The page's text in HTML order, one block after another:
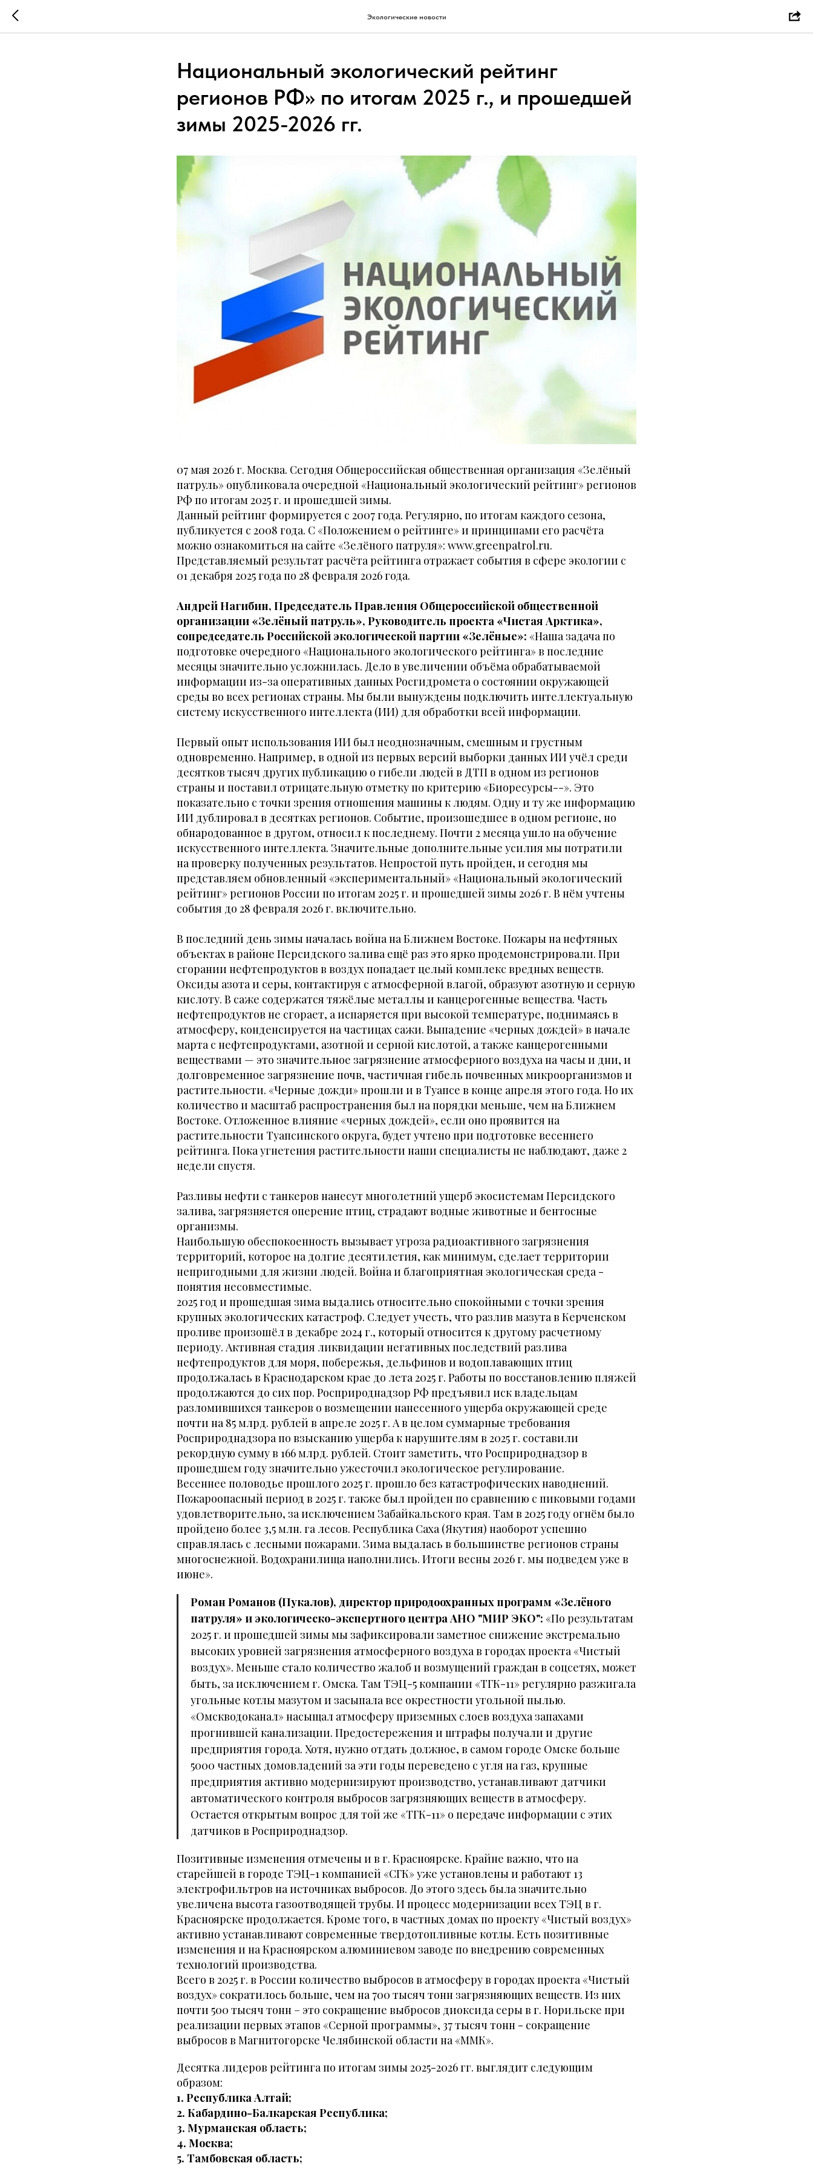
Экологические новости
Национальный экологический рейтинг
регионов РФ» по итогам 2025 г., и прошедшей
зимы 2025-2026 гг.
07 мая 2026 г. Москва. Сегодня Общероссийская общественная организация «Зелёный
патруль» опубликовала очередной «Национальный экологический рейтинг» регионов
РФ по итогам 2025 г. и прошедшей зимы.
Данный рейтинг формируется с 2007 года. Регулярно, по итогам каждого сезона,
публикуется с 2008 года. С «Положением о рейтинге» и принципами его расчёта
можно ознакомиться на сайте «Зелёного патруля»: www.greenpatrol.ru.
Представляемый результат расчёта рейтинга отражает события в сфере экологии с
01 декабря 2025 года по 28 февраля 2026 года.
Андрей Нагибин, Председатель Правления Общероссийской общественной
организации «Зелёный патруль», Руководитель проекта «Чистая Арктика»,
сопредседатель Российской экологической партии «Зелёные»: «Наша задача по
подготовке очередного «Национального экологического рейтинга» в последние
месяцы значительно усложнилась. Дело в увеличении объёма обрабатываемой
информации из-за оперативных данных Росгидромета о состоянии окружающей
среды во всех регионах страны. Мы были вынуждены подключить интеллектуальную
систему искусственного интеллекта (ИИ) для обработки всей информации.
Первый опыт использования ИИ был неоднозначным, смешным и грустным
одновременно. Например, в одной из первых версий выборки данных ИИ учёл среди
десятков тысяч других публикацию о гибели людей в ДТП в одном из регионов
страны и поставил отрицательную отметку по критерию «Биоресурсы--». Это
показательно с точки зрения отношения машины к людям. Одну и ту же информацию
ИИ дублировал в десятках регионов. Событие, произошедшее в одном регионе, но
обнародованное в другом, относил к последнему. Почти 2 месяца ушло на обучение
искусственного интеллекта. Значительные дополнительные усилия мы потратили
на проверку полученных результатов. Непростой путь пройден, и сегодня мы
представляем обновленный «экспериментальный» «Национальный экологический
рейтинг» регионов России по итогам 2025 г. и прошедшей зимы 2026 г. В нём учтены
события до 28 февраля 2026 г. включительно.
В последний день зимы началась война на Ближнем Востоке. Пожары на нефтяных
объектах в районе Персидского залива ещё раз это ярко продемонстрировали. При
сгорании нефтепродуктов в воздух попадает целый комплекс вредных веществ.
Оксиды азота и серы, контактируя с атмосферной влагой, образуют азотную и серную
кислоту. В саже содержатся тяжёлые металлы и канцерогенные вещества. Часть
нефтепродуктов не сгорает, а испаряется при высокой температуре, поднимаясь в
атмосферу, конденсируется на частицах сажи. Выпадение «черных дождей» в начале
марта с нефтепродуктами, азотной и серной кислотой, а также канцерогенными
веществами — это значительное загрязнение атмосферного воздуха на часы и дни, и
долговременное загрязнение почв, частичная гибель почвенных микроорганизмов и
растительности. «Черные дожди» прошли и в Туапсе в конце апреля этого года. Но их
количество и масштаб распространения был на порядки меньше, чем на Ближнем
Востоке. Отложенное влияние «черных дождей», если оно проявится на
растительности Туапсинского округа, будет учтено при подготовке весеннего
рейтинга. Пока угнетения растительности наши специалисты не наблюдают, даже 2
недели спустя.
Разливы нефти с танкеров нанесут многолетний ущерб экосистемам Персидского
залива, загрязняется оперение птиц, страдают водные животные и бентосные
организмы.
Наибольшую обеспокоенность вызывает угроза радиоактивного загрязнения
территорий, которое на долгие десятилетия, как минимум, сделает территории
непригодными для жизни людей. Война и благоприятная экологическая среда -
понятия несовместимые.
2025 год и прошедшая зима выдались относительно спокойными с точки зрения
крупных экологических катастроф. Следует учесть, что разлив мазута в Керченском
проливе произошёл в декабре 2024 г., который относится к другому расчетному
периоду. Активная стадия ликвидации негативных последствий разлива
нефтепродуктов для моря, побережья, дельфинов и водоплавающих птиц
продолжалась в Краснодарском крае до лета 2025 г. Работы по восстановлению пляжей
продолжаются до сих пор. Росприроднадзор РФ предъявил иск владельцам
разломившихся танкеров о возмещении нанесенного ущерба окружающей среде
почти на 85 млрд. рублей в апреле 2025 г. А в целом суммарные требования
Росприроднадзора по взысканию ущерба к нарушителям в 2025 г. составили
рекордную сумму в 166 млрд. рублей. Стоит заметить, что Росприроднадзор в
прошедшем году значительно ужесточил экологическое регулирование.
Весеннее половодье прошлого 2025 г. прошло без катастрофических наводнений.
Пожароопасный период в 2025 г. также был пройден по сравнению с пиковыми годами
удовлетворительно, за исключением Забайкальского края. Там в 2025 году огнём было
пройдено более 3,5 млн. га лесов. Республика Саха (Якутия) наоборот успешно
справлялась с лесными пожарами. Зима выдалась в большинстве регионов страны
многоснежной. Водохранилища наполнились. Итоги весны 2026 г. мы подведем уже в
июне».
Роман Романов (Пукалов), директор природоохранных программ «Зелёного
патруля» и экологическо-экспертного центра АНО "МИР ЭКО": «По результатам
2025 г. и прошедшей зимы мы зафиксировали заметное снижение экстремально
высоких уровней загрязнения атмосферного воздуха в городах проекта «Чистый
воздух». Меньше стало количество жалоб и возмущений граждан в соцсетях, может
быть, за исключением г. Омска. Там ТЭЦ-5 компании «ТГК-11» регулярно разжигала
угольные котлы мазутом и засыпала все окрестности угольной пылью.
«Омскводоканал» насыщал атмосферу приземных слоев воздуха запахами
прогнившей канализации. Предостережения и штрафы получали и другие
предприятия города. Хотя, нужно отдать должное, в самом городе Омске больше
5000 частных домовладений за эти годы переведено с угля на газ, крупные
предприятия активно модернизируют производство, устанавливают датчики
автоматического контроля выбросов загрязняющих веществ в атмосферу.
Остается открытым вопрос для той же «ТГК-11» о передаче информации с этих
датчиков в Росприроднадзор.
Позитивные изменения отмечены и в г. Красноярске. Крайне важно, что на
старейшей в городе ТЭЦ-1 компанией «СГК» уже установлены и работают 13
электрофильтров на источниках выбросов. До этого здесь была значительно
увеличена высота газоотводящей трубы. И процесс модернизации всех ТЭЦ в г.
Красноярске продолжается. Кроме того, в частных домах по проекту «Чистый воздух»
активно устанавливают современные твердотопливные котлы. Есть позитивные
изменения и на Красноярском алюминиевом заводе по внедрению современных
технологий производства.
Всего в 2025 г. в России количество выбросов в атмосферу в городах проекта «Чистый
воздух» сократилось больше, чем на 700 тысяч тонн загрязняющих веществ. Из них
почти 500 тысяч тонн – это сокращение выбросов диоксида серы в г. Норильске при
реализации первых этапов «Серной программы», 37 тысяч тонн - сокращение
выбросов в Магнитогорске Челябинской области на «ММК».
Десятка лидеров рейтинга по итогам зимы 2025-2026 гг. выглядит следующим
образом:
1. Республика Алтай;
2. Кабардино-Балкарская Республика;
3. Мурманская область;
4. Москва;
5. Тамбовская область;